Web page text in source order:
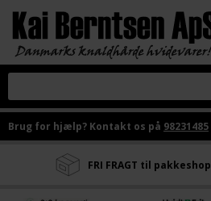
Brug for hjælp? Kontakt os på 98231485
FRI FRAGT til pakkeshop